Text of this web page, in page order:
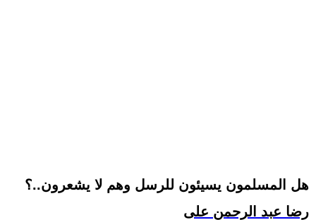
هل المسلمون يسيئون للرسل وهم لا يشعرون..؟
رضا عبد الرحمن على